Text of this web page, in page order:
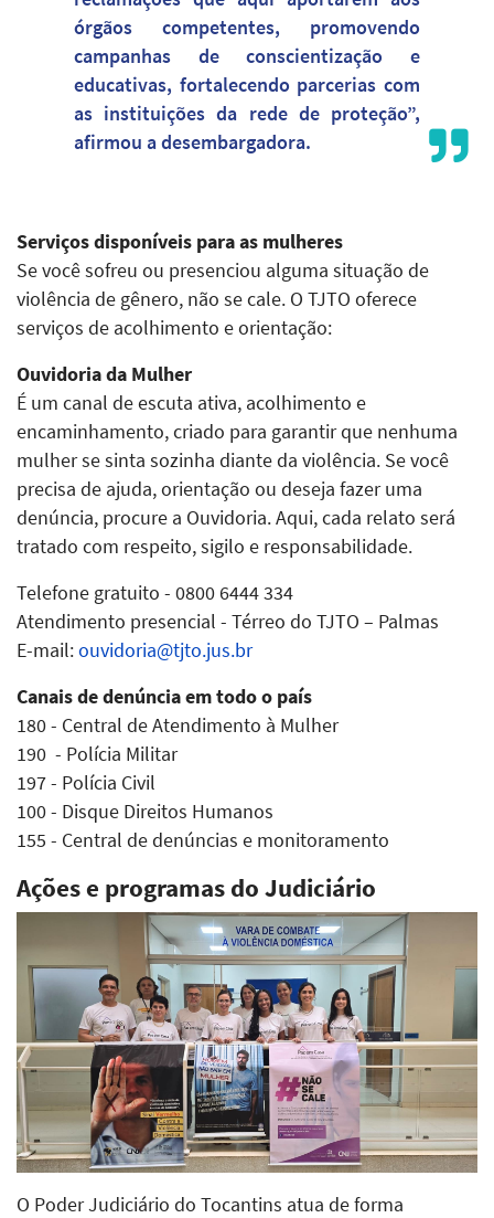
órgãos competentes, promovendo
campanhas de conscientização e
educativas, fortalecendo parcerias com
as instituições da rede de proteção”,
afirmou a desembargadora.
Serviços disponíveis para as mulheres
Se você sofreu ou presenciou alguma situação de
violência de gênero, não se cale. O TJTO oferece
serviços de acolhimento e orientação:
Ouvidoria da Mulher
É um canal de escuta ativa, acolhimento e
encaminhamento, criado para garantir que nenhuma
mulher se sinta sozinha diante da violência. Se você
precisa de ajuda, orientação ou deseja fazer uma
denúncia, procure a Ouvidoria. Aqui, cada relato será
tratado com respeito, sigilo e responsabilidade.
Telefone gratuito - 0800 6444 334
Atendimento presencial - Térreo do TJTO – Palmas
E-mail:ouvidoria@tjto.jus.br
Canais de denúncia em todo o país
180 - Central de Atendimento à Mulher
190 - Polícia Militar
197 - Polícia Civil
100 - Disque Direitos Humanos
155 - Central de denúncias e monitoramento
Ações e programas do Judiciário
O Poder Judiciário do Tocantins atua de forma